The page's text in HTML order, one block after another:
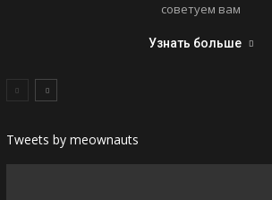
советуем вам
Узнать больше
Tweets by meownauts